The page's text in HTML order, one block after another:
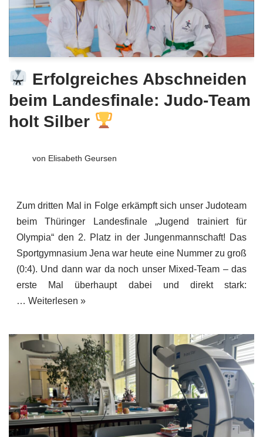
Erfolgreiches Abschneiden
beim Landesfinale: Judo-Team
holt Silber
von Elisabeth Geursen
Zum dritten Mal in Folge erkämpft sich unser Judoteam
beim Thüringer Landesfinale „Jugend trainiert für
Olympia“ den 2. Platz in der Jungenmannschaft! Das
Sportgymnasium Jena war heute eine Nummer zu groß
(0:4). Und dann war da noch unser Mixed-Team – das
erste Mal überhaupt dabei und direkt stark:
… Weiterlesen »